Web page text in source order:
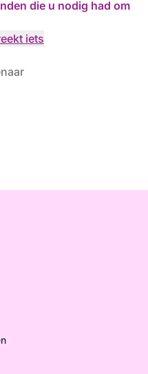
die u nodig had om
iets